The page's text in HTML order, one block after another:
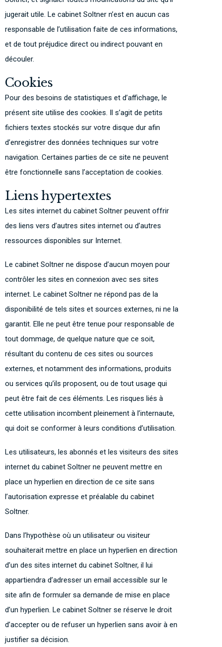
jugerait utile. Le cabinet Soltner n’est en aucun cas
responsable de l’utilisation faite de ces informations,
et de tout préjudice direct ou indirect pouvant en
découler.
Cookies
Pour des besoins de statistiques et d’affichage, le
présent site utilise des cookies. Il s’agit de petits
fichiers textes stockés sur votre disque dur afin
d’enregistrer des données techniques sur votre
navigation. Certaines parties de ce site ne peuvent
être fonctionnelle sans l’acceptation de cookies.
Liens hypertextes
Les sites internet du cabinet Soltner peuvent offrir
des liens vers d’autres sites internet ou d’autres
ressources disponibles sur Internet.
Le cabinet Soltner ne dispose d’aucun moyen pour
contrôler les sites en connexion avec ses sites
internet. Le cabinet Soltner ne répond pas de la
disponibilité de tels sites et sources externes, ni ne la
garantit. Elle ne peut être tenue pour responsable de
tout dommage, de quelque nature que ce soit,
résultant du contenu de ces sites ou sources
externes, et notamment des informations, produits
ou services qu’ils proposent, ou de tout usage qui
peut être fait de ces éléments. Les risques liés à
cette utilisation incombent pleinement à l’internaute,
qui doit se conformer à leurs conditions d’utilisation.
Les utilisateurs, les abonnés et les visiteurs des sites
internet du cabinet Soltner ne peuvent mettre en
place un hyperlien en direction de ce site sans
l’autorisation expresse et préalable du cabinet
Soltner.
Dans l’hypothèse où un utilisateur ou visiteur
souhaiterait mettre en place un hyperlien en direction
d’un des sites internet du cabinet Soltner, il lui
appartiendra d’adresser un email accessible sur le
site afin de formuler sa demande de mise en place
d’un hyperlien. Le cabinet Soltner se réserve le droit
d’accepter ou de refuser un hyperlien sans avoir à en
justifier sa décision.